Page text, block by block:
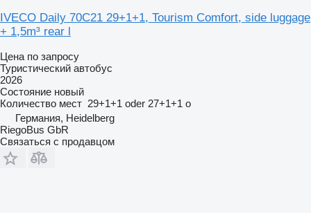
IVECO Daily 70C21 29+1+1, Tourism Comfort, side luggage
+ 1,5m³ rear l
Цена по запросу
Туристический автобус
2026
Состояние новый
Количество мест 29+1+1 oder 27+1+1 o
Германия, Heidelberg
RiegoBus GbR
Связаться с продавцом